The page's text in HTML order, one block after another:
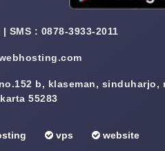
SMS : 0878-3933-2011
b, klaseman, sinduharjo,
55283
vps website